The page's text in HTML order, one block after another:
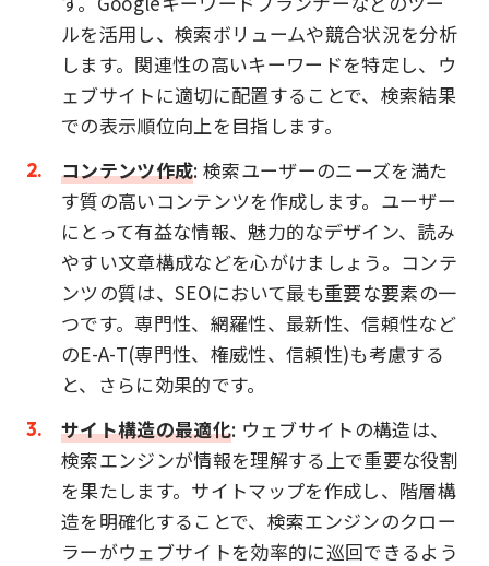
ルを活用し、検索ボリュームや競合状況を分析
します。関連性の高いキーワードを特定し、ウ
ェブサイトに適切に配置することで、検索結果
での表示順位向上を目指します。
コンテンツ作成: 検索ユーザーのニーズを満た
す質の高いコンテンツを作成します。ユーザー
にとって有益な情報、魅力的なデザイン、読み
やすい文章構成などを心がけましょう。コンテ
ンツの質は、SEOにおいて最も重要な要素の一
つです。専門性、網羅性、最新性、信頼性など
のE-A-T(専門性、権威性、信頼性)も考慮する
と、さらに効果的です。
サイト構造の最適化: ウェブサイトの構造は、
検索エンジンが情報を理解する上で重要な役割
を果たします。サイトマップを作成し、階層構
造を明確化することで、検索エンジンのクロー
ラーがウェブサイトを効率的に巡回できるよう